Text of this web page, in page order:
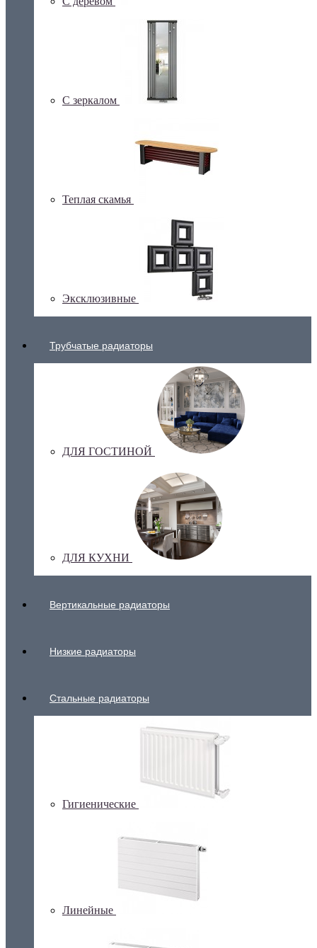
С зеркалом
Теплая скамья
Эксклюзивные
Трубчатые радиаторы
ДЛЯ ГОСТИНОЙ
ДЛЯ КУХНИ
Вертикальные радиаторы
Низкие радиаторы
Стальные радиаторы
Гигиенические
Линейные